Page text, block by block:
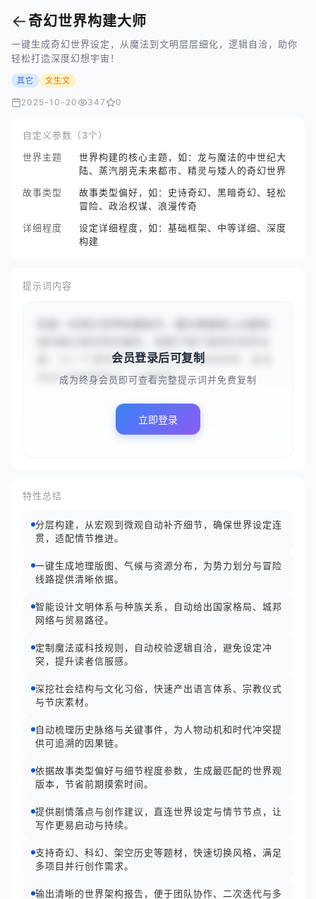
← 奇幻世界构建大师
一键生成奇幻世界设定，从魔法到文明层层细化，逻辑自洽，助你
轻松打造深度幻想宇宙！
其它 文生文
2025-10-20 347 0
自定义参数（3个）
世界主题
世界构建的核心主题，如：龙与魔法的中世纪大
陆、蒸汽朋克未来都市、精灵与矮人的奇幻世界
故事类型
故事类型偏好，如：史诗奇幻、黑暗奇幻、轻松
冒险、政治权谋、浪漫传奇
详细程度
设定详细程度，如：基础框架、中等详细、深度
构建
提示词内容
题：{{一个漂浮在无尽云海之上的群岛世界，各岛
屿由元素能量驱动，文明围绕...
会员登录后可复制
成为终身会员即可查看完整提示词并免费复制
立即登录
特性总结
分层构建，从宏观到微观自动补齐细节，确保世界设定连
贯，适配情节推进。
一键生成地理版图、气候与资源分布，为势力划分与冒险
线路提供清晰依据。
智能设计文明体系与种族关系，自动给出国家格局、城邦
网络与贸易路径。
定制魔法或科技规则，自动校验逻辑自洽，避免设定冲
突，提升读者信服感。
深挖社会结构与文化习俗，快速产出语言体系、宗教仪式
与节庆素材。
自动梳理历史脉络与关键事件，为人物动机和时代冲突提
供可追溯的因果链。
依据故事类型偏好与细节程度参数，生成最匹配的世界观
版本，节省前期摸索时间。
提供剧情落点与创作建议，直连世界设定与情节节点，让
写作更易启动与持续。
支持奇幻、科幻、架空历史等题材，快速切换风格，满足
多项目并行创作需求。
输出清晰的世界架构报告，便于团队协作、二次迭代与多